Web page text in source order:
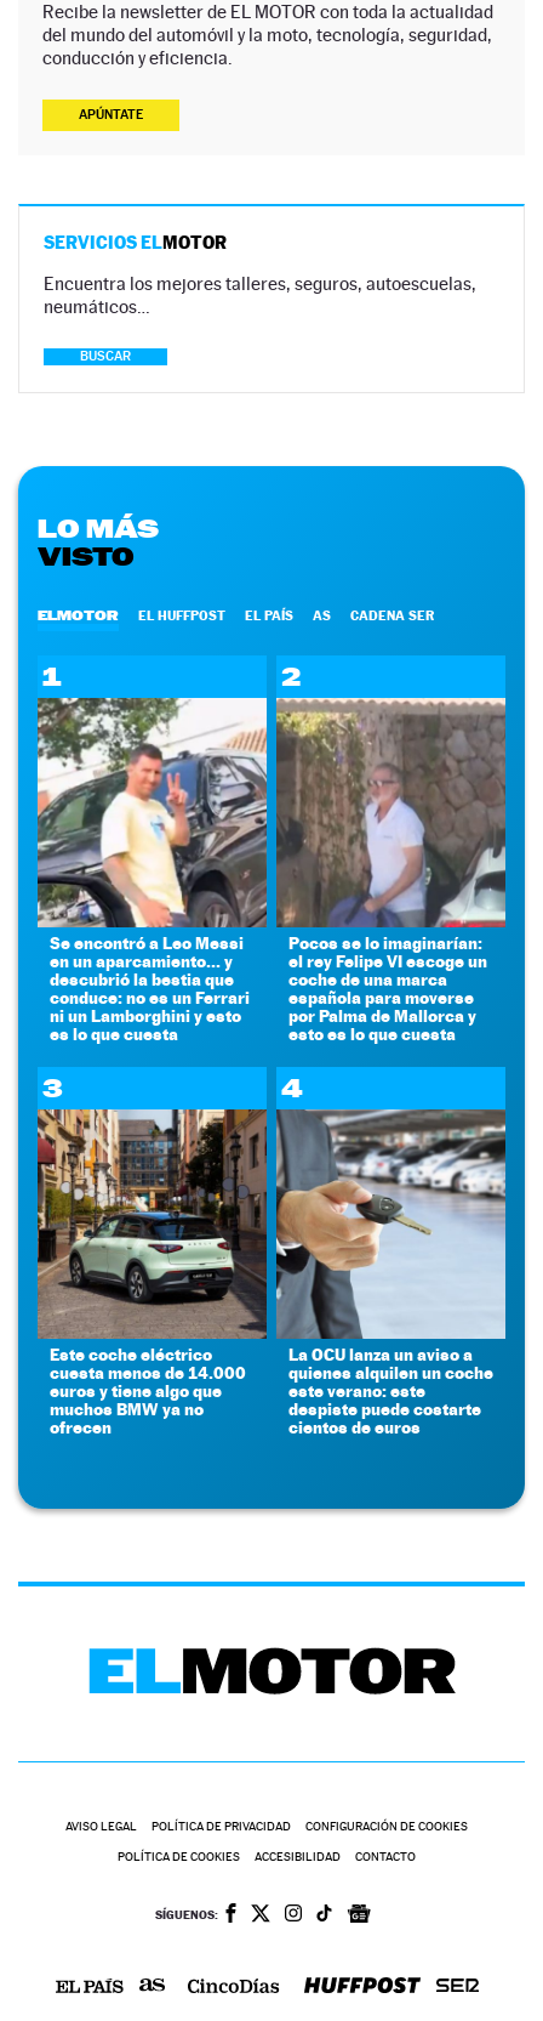
Recibe la newsletter de EL MOTOR con toda la actualidad
del mundo del automóvil y la moto, tecnología, seguridad,
conducción y eficiencia.
APÚNTATE
SERVICIOS ELMOTOR
Encuentra los mejores talleres, seguros, autoescuelas,
neumáticos…
BUSCAR
LO MÁS
VISTO
ELMOTOR EL HUFFPOST EL PAÍS AS CADENA SER
1
Se encontró a Leo Messi
en un aparcamiento... y
descubrió la bestia que
conduce: no es un Ferrari
ni un Lamborghini y esto
es lo que cuesta
2
Pocos se lo imaginarían:
el rey Felipe VI escoge un
coche de una marca
española para moverse
por Palma de Mallorca y
esto es lo que cuesta
3
Este coche eléctrico
cuesta menos de 14.000
euros y tiene algo que
muchos BMW ya no
ofrecen
4
La OCU lanza un aviso a
quienes alquilen un coche
este verano: este
despiste puede costarte
cientos de euros
AVISO LEGAL POLÍTICA DE PRIVACIDAD CONFIGURACIÓN DE COOKIES
POLÍTICA DE COOKIES ACCESIBILIDAD CONTACTO
SÍGUENOS: